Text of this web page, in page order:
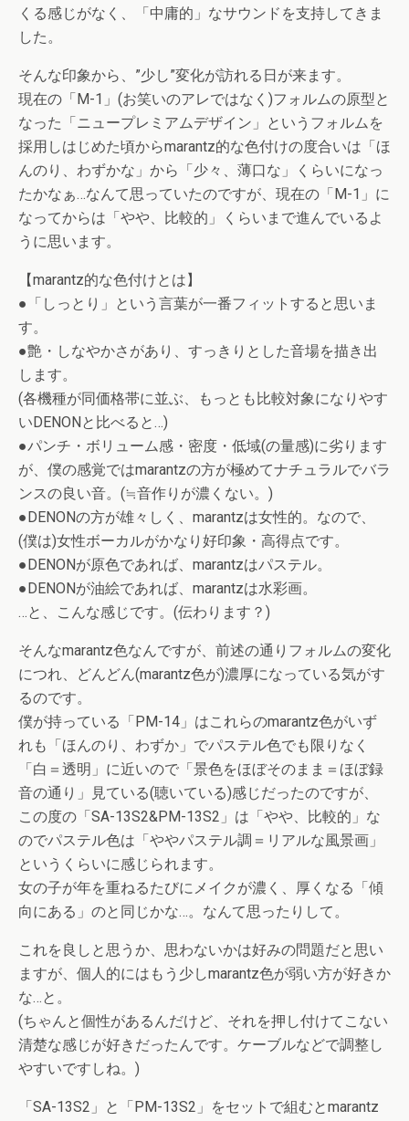
くる感じがなく、「中庸的」なサウンドを支持してきま
した。
そんな印象から、”少し”変化が訪れる日が来ます。
現在の「M-1」(お笑いのアレではなく)フォルムの原型と
なった「ニュープレミアムデザイン」というフォルムを
採用しはじめた頃からmarantz的な色付けの度合いは「ほ
んのり、わずかな」から「少々、薄口な」くらいになっ
たかなぁ…なんて思っていたのですが、現在の「M-1」に
なってからは「やや、比較的」くらいまで進んでいるよ
うに思います。
【marantz的な色付けとは】
●「しっとり」という言葉が一番フィットすると思いま
す。
●艶・しなやかさがあり、すっきりとした音場を描き出
します。
(各機種が同価格帯に並ぶ、もっとも比較対象になりやす
いDENONと比べると…)
●パンチ・ボリューム感・密度・低域(の量感)に劣ります
が、僕の感覚ではmarantzの方が極めてナチュラルでバラ
ンスの良い音。(≒音作りが濃くない。)
●DENONの方が雄々しく、marantzは女性的。なので、
(僕は)女性ボーカルがかなり好印象・高得点です。
●DENONが原色であれば、marantzはパステル。
●DENONが油絵であれば、marantzは水彩画。
…と、こんな感じです。(伝わります？)
そんなmarantz色なんですが、前述の通りフォルムの変化
につれ、どんどん(marantz色が)濃厚になっている気がす
るのです。
僕が持っている「PM-14」はこれらのmarantz色がいず
れも「ほんのり、わずか」でパステル色でも限りなく
「白＝透明」に近いので「景色をほぼそのまま＝ほぼ録
音の通り」見ている(聴いている)感じだったのですが、
この度の「SA-13S2&PM-13S2」は「やや、比較的」な
のでパステル色は「ややパステル調＝リアルな風景画」
というくらいに感じられます。
女の子が年を重ねるたびにメイクが濃く、厚くなる「傾
向にある」のと同じかな…。なんて思ったりして。
これを良しと思うか、思わないかは好みの問題だと思い
ますが、個人的にはもう少しmarantz色が弱い方が好きか
な…と。
(ちゃんと個性があるんだけど、それを押し付けてこない
清楚な感じが好きだったんです。ケーブルなどで調整し
やすいですしね。)
「SA-13S2」と「PM-13S2」をセットで組むとmarantz